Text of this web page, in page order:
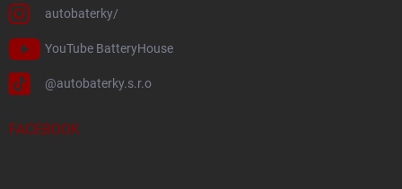
autobaterky/
YouTube BatteryHouse
@autobaterky.s.r.o
FACEBOOK